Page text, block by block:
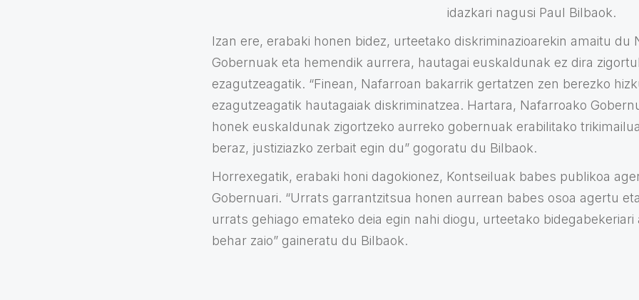
idazkari nagusi Paul Bilbaok.
Izan ere, erabaki honen bidez, urteetako diskriminazioarekin amaitu du
Gobernuak eta hemendik aurrera, hautagai euskaldunak ez dira
ezagutzeagatik. “Finean, Nafarroan bakarrik gertatzen zen berezko
ezagutzeagatik hautagaiak diskriminatzea. Hartara, Nafarroako
honek euskaldunak zigortzeko aurreko gobernuak erabilitako
beraz, justiziazko zerbait egin du” gogoratu du Bilbaok.
Horrexegatik, erabaki honi dagokionez, Kontseiluak babes publikoa
Gobernuari. “Urrats garrantzitsua honen aurrean babes osoa agertu
urrats gehiago emateko deia egin nahi diogu, urteetako bidegabekeriari
behar zaio” gaineratu du Bilbaok.